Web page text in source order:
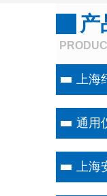
产
上海
通用
上海